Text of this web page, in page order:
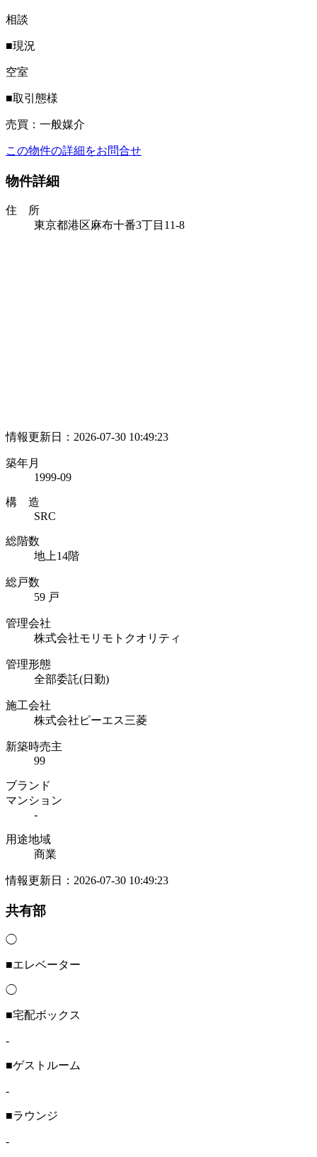
相談
■現況
空室
■取引態様
売買：一般媒介
この物件の詳細をお問合せ
物件詳細
住 所
東京都港区麻布十番3丁目11-8
情報更新日：2026-07-30 10:49:23
築年月
1999-09
構 造
SRC
総階数
地上14階
総戸数
59 戸
管理会社
株式会社モリモトクオリティ
管理形態
全部委託(日勤)
施工会社
株式会社ピーエス三菱
新築時売主
99
ブランド
マンション
-
用途地域
商業
情報更新日：2026-07-30 10:49:23
共有部
◯
■エレベーター
◯
■宅配ボックス
-
■ゲストルーム
-
■ラウンジ
-